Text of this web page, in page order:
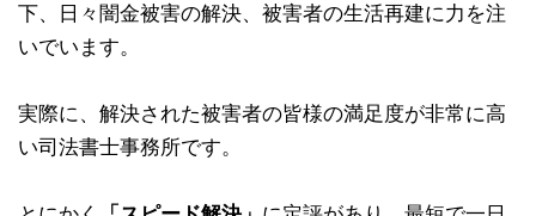
下、日々闇金被害の解決、被害者の生活再建に力を注
いでいます。
実際に、解決された被害者の皆様の満足度が非常に高
い司法書士事務所です。